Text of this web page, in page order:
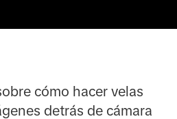
cómo hacer velas
detrás de cámara